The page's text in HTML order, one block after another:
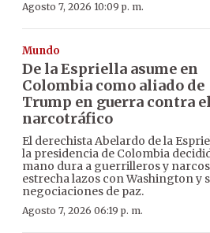
Agosto 7, 2026 10:09 p. m.
Mundo
De la Espriella asume en
Colombia como aliado de
Trump en guerra contra el
narcotráfico
El derechista Abelardo de la
la presidencia de Colombia
mano dura a guerrilleros y
estrecha lazos con Washington y
negociaciones de paz.
Agosto 7, 2026 06:19 p. m.